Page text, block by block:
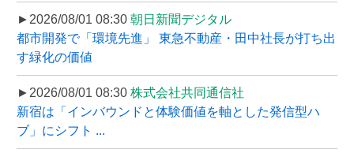
►2026/08/01 08:30 朝日新聞デジタル
都市開発で「環境先進」 東急不動産・田中社長が打ち出
す緑化の価値
►2026/08/01 08:30 株式会社共同通信社
新宿は「インバウンドと体験価値を軸とした発信型ハ
ブ」にシフト ...